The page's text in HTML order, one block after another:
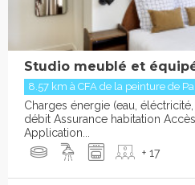
Studio meublé et
8.57 km à CFA de la peinture de
Charges énergie (eau,
débit Assurance habitation
Application...
+ 17